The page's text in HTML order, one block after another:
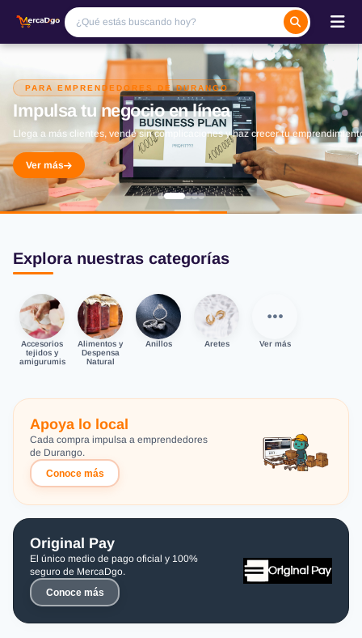
PARA EMPRENDEDORES DE DURANGO
Impulsa tu negocio en línea
Llega a más clientes, vende sin complicaciones y haz crecer tu
Ver más
Explora nuestras categorías
Accesorios
tejidos y
amigurumis
Alimentos y
Despensa
Natural
Anillos Aretes Ver más
Apoya lo local
Cada compra impulsa a emprendedores
de Durango.
Conoce más
Original Pay
El único medio de pago oficial y 100%
seguro de MercaDgo.
Conoce más